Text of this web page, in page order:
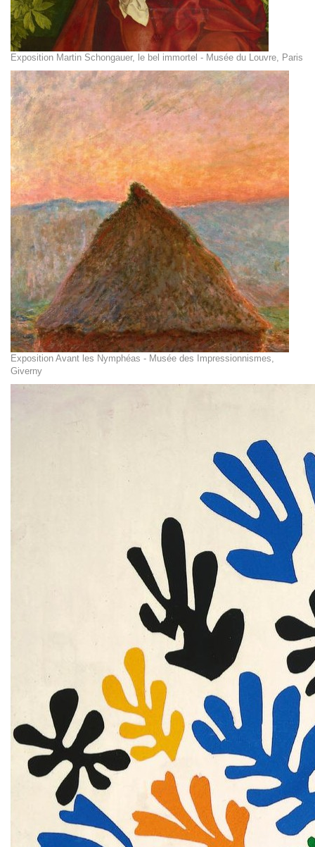
Exposition Martin Schongauer, le bel immortel - Musée du Louvre, Paris
Exposition Avant les Nymphéas - Musée des Impressionnismes,
Giverny